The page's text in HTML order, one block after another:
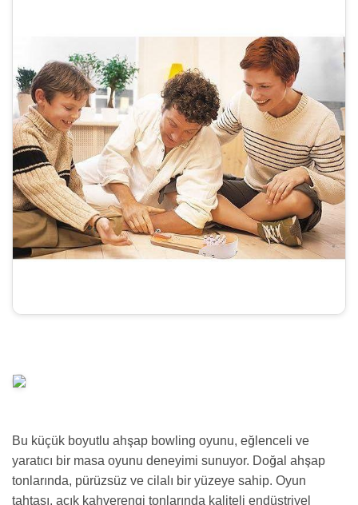
Bu küçük boyutlu ahşap bowling oyunu, eğlenceli ve
yaratıcı bir masa oyunu deneyimi sunuyor. Doğal ahşap
tonlarında, pürüzsüz ve cilalı bir yüzeye sahip. Oyun
tahtası, açık kahverengi tonlarında kaliteli endüstriyel